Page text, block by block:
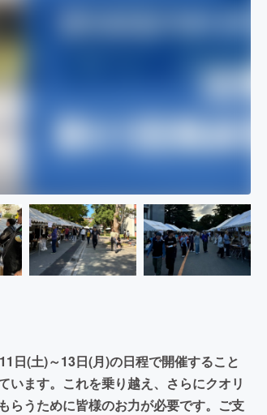
日(土)～13日(月)の日程で開催すること
います。これを乗り越え、さらにクオリ
らうために皆様のお力が必要です。ご支